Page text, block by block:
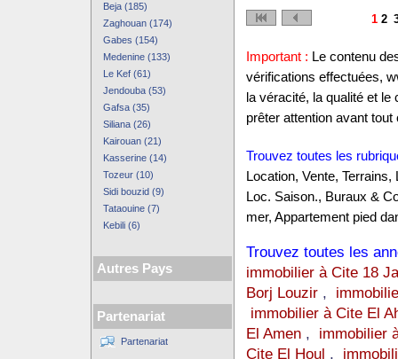
Beja (185)
Zaghouan (174)
Gabes (154)
Medenine (133)
Le Kef (61)
Jendouba (53)
Gafsa (35)
Siliana (26)
Kairouan (21)
Kasserine (14)
Tozeur (10)
Sidi bouzid (9)
Tataouine (7)
Kebili (6)
Autres Pays
Partenariat
Partenariat
1 2
Important : Le contenu
vérifications effectuées,
la véracité, la qualité et
prêter attention avant tout
Trouvez toutes les
Location, Vente,
Loc. Saison., Buraux &
mer, Appartement pied
Trouvez toutes les
immobilier à Cite 18
Borj Louzir,
immobilier à Cite El
El Amen, immobilier
Cite El Houl ,